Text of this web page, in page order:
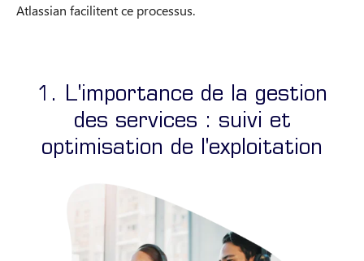
Atlassian facilitent ce processus.
1. L'importance de la gestion
des services : suivi et
optimisation de l'exploitation